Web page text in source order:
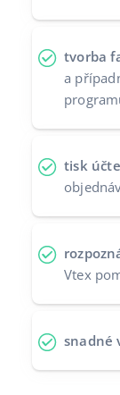
tvorba
a
tisk
Vtex
snadné